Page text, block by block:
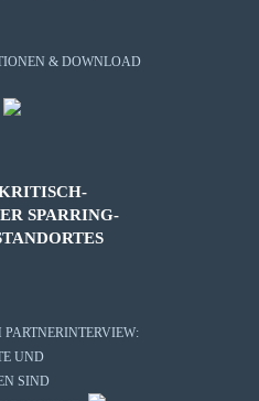
& DOWNLOAD
SPARRING-
UND
SIND